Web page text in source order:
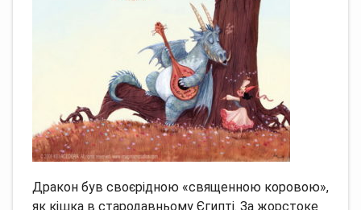
Дракон був своєрідною «священною коровою»,
як кішка в стародавньому Єгипті. За жорстоке